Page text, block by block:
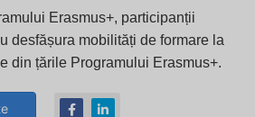
Erasmus+, participanții
desfășura mobilități de formare la
din țările Programului Erasmus+.